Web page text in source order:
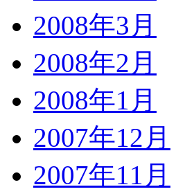
2008年3月
2008年2月
2008年1月
2007年12月
2007年11月